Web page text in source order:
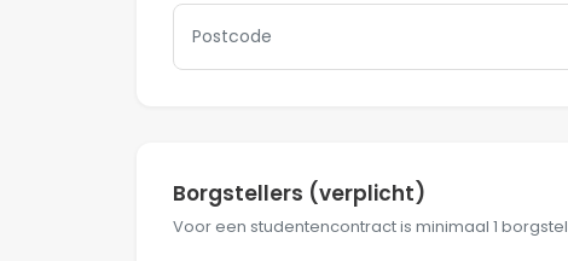
Borgstellers (verplicht)
Voor een studentencontract is minimaal 1